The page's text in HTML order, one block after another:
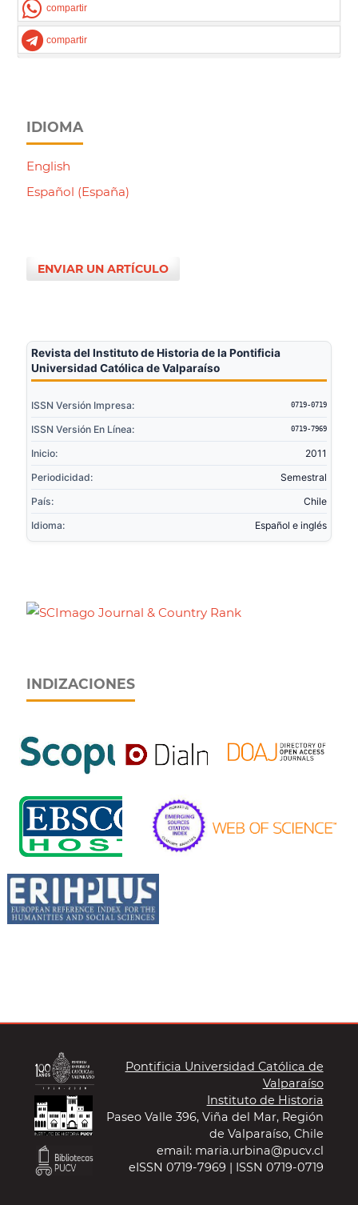
compartir
compartir
IDIOMA
English
Español (España)
ENVIAR UN ARTÍCULO
Revista del Instituto de Historia de la Pontificia
Universidad Católica de Valparaíso
ISSN Versión Impresa: 0719-0719
ISSN Versión En Línea: 0719-7969
Inicio:
2011
Periodicidad:
Semestral
País:
Chile
Idioma:
Español e inglés
INDIZACIONES
Pontificia Universidad Católica de
Valparaíso
Instituto de Historia
Paseo Valle 396, Viña del Mar, Región
de Valparaíso, Chile
email: maria.urbina@pucv.cl
eISSN 0719-7969 | ISSN 0719-0719